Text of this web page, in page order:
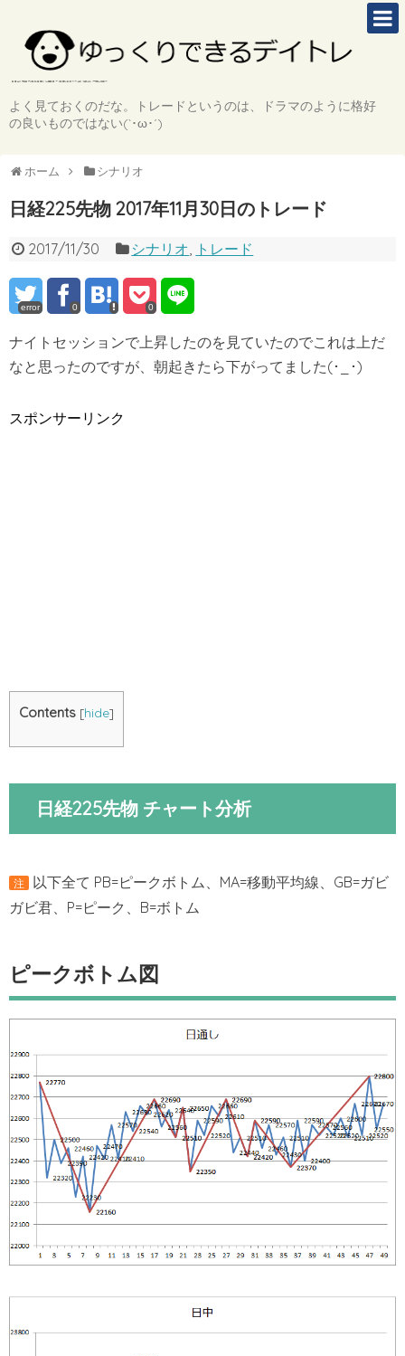
よく見ておくのだな。トレードというのは、ドラマのように格好
の良いものではない(`･ω･´)
ホーム シナリオ
日経225先物 2017年11月30日のトレード
2017/11/30 シナリオ トレード
error 0 0
ナイトセッションで上昇したのを見ていたのでこれは上だ
なと思ったのですが、朝起きたら下がってました(･_･)
スポンサーリンク
Contents [hide]
日経225先物 チャート分析
注
以下全て PB=ピークボトム、MA=移動平均線、GB=ガビ
ガビ君、P=ピーク、B=ボトム
ピークボトム図